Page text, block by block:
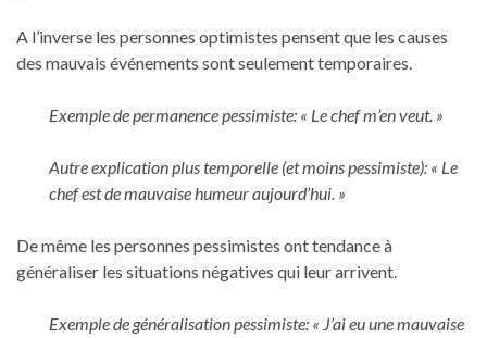
A l’inverse les personnes optimistes pensent que les causes
des mauvais événements sont seulement temporaires.
Exemple de permanence pessimiste: « Le chef m’en veut. »
Autre explication plus temporelle (et moins pessimiste): « Le
chef est de mauvaise humeur aujourd’hui. »
De même les personnes pessimistes ont tendance à
généraliser les situations négatives qui leur arrivent.
Exemple de généralisation pessimiste: « J’ai eu une mauvaise